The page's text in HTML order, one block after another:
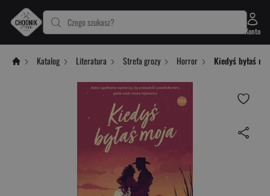
Czego szukasz?
Konto
Katalog Literatura Strefa grozy Horror Kiedyś byłaś